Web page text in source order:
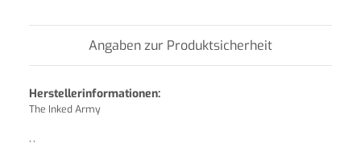
Angaben zur Produktsicherheit
Herstellerinformationen:
The Inked Army
, ,